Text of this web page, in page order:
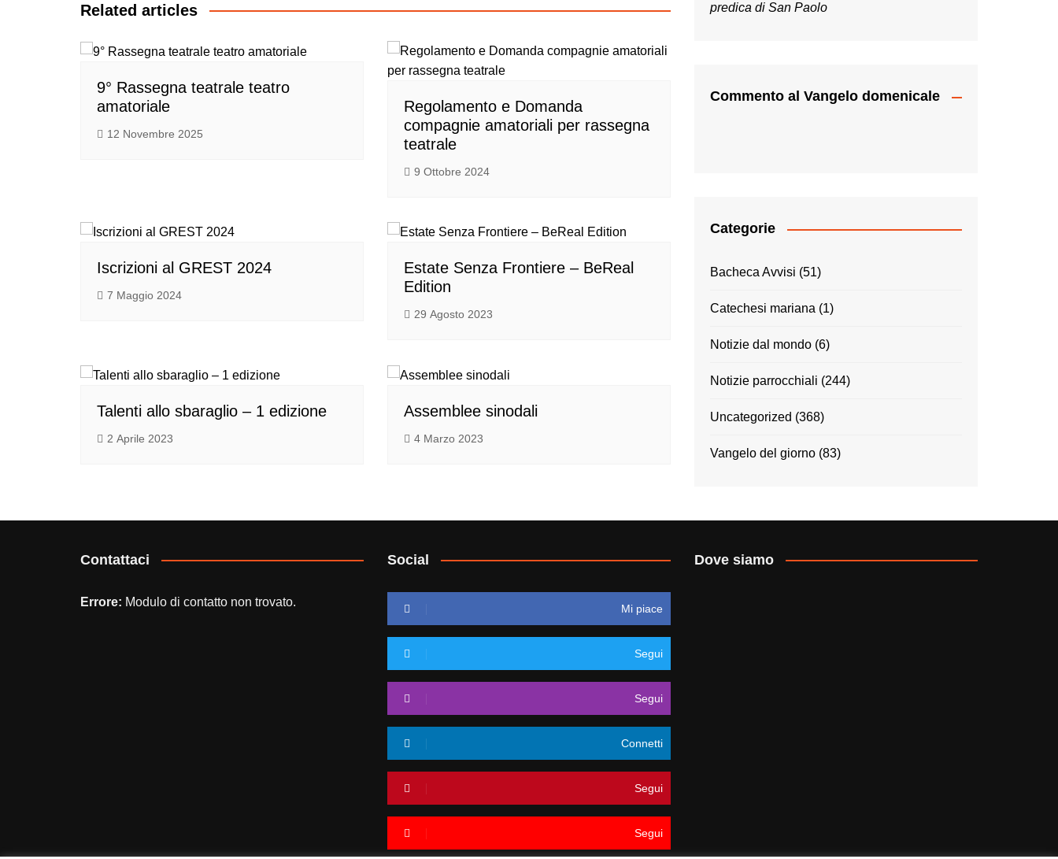
Related articles
9° Rassegna teatrale teatro
amatoriale
12 Novembre 2025
Regolamento e Domanda
compagnie amatoriali per rassegna
teatrale
9 Ottobre 2024
Iscrizioni al GREST 2024
7 Maggio 2024
Estate Senza Frontiere – BeReal
Edition
29 Agosto 2023
Talenti allo sbaraglio – 1 edizione
2 Aprile 2023
Assemblee sinodali
4 Marzo 2023
predica di San Paolo
Commento al Vangelo domenicale
Categorie
Bacheca Avvisi (51)
Catechesi mariana (1)
Notizie dal mondo (6)
Notizie parrocchiali (244)
Uncategorized (368)
Vangelo del giorno (83)
Contattaci
Errore: Modulo di contatto non trovato.
Social
Mi piace
Segui
Segui
Connetti
Segui
Segui
Dove siamo